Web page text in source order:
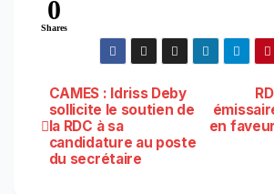
0
Shares
Navigation
de
en
CAMES : Idriss Deby
sollicite le soutien de
la RDC à sa
candidature au poste
du secrétaire